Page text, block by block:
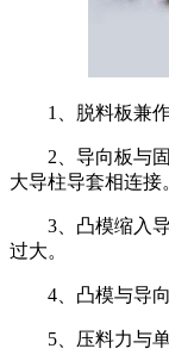
1、脱料板兼作
2、导向板与固
大导柱导套相连接
3、凸模缩入导
过大。
4、凸模与导向
5、压料力与单